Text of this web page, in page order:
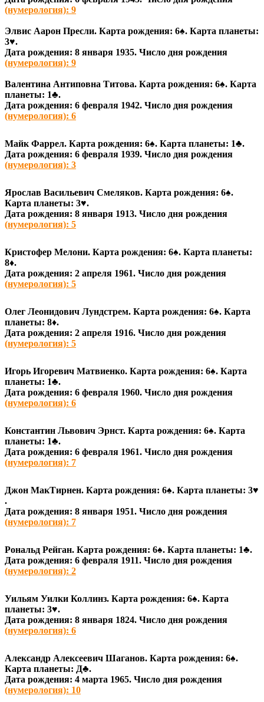
(нумерология): 9
Элвис Аарон Пресли. Карта рождения: 6♠. Карта планеты:
3♥.
Дата рождения: 8 января 1935. Число дня рождения
(нумерология): 9
Валентина Антиповна Титова. Карта рождения: 6♠. Карта
планеты: 1♣.
Дата рождения: 6 февраля 1942. Число дня рождения
(нумерология): 6
Майк Фаррел. Карта рождения: 6♠. Карта планеты: 1♣.
Дата рождения: 6 февраля 1939. Число дня рождения
(нумерология): 3
Ярослав Васильевич Смеляков. Карта рождения: 6♠.
Карта планеты: 3♥.
Дата рождения: 8 января 1913. Число дня рождения
(нумерология): 5
Кристофер Мелони. Карта рождения: 6♠. Карта планеты:
8♦.
Дата рождения: 2 апреля 1961. Число дня рождения
(нумерология): 5
Олег Леонидович Лундстрем. Карта рождения: 6♠. Карта
планеты: 8♦.
Дата рождения: 2 апреля 1916. Число дня рождения
(нумерология): 5
Игорь Игоревич Матвиенко. Карта рождения: 6♠. Карта
планеты: 1♣.
Дата рождения: 6 февраля 1960. Число дня рождения
(нумерология): 6
Константин Львович Эрнст. Карта рождения: 6♠. Карта
планеты: 1♣.
Дата рождения: 6 февраля 1961. Число дня рождения
(нумерология): 7
Джон МакТирнен. Карта рождения: 6♠. Карта планеты: 3♥
.
Дата рождения: 8 января 1951. Число дня рождения
(нумерология): 7
Рональд Рейган. Карта рождения: 6♠. Карта планеты: 1♣.
Дата рождения: 6 февраля 1911. Число дня рождения
(нумерология): 2
Уильям Уилки Коллинз. Карта рождения: 6♠. Карта
планеты: 3♥.
Дата рождения: 8 января 1824. Число дня рождения
(нумерология): 6
Александр Алексеевич Шаганов. Карта рождения: 6♠.
Карта планеты: Д♣.
Дата рождения: 4 марта 1965. Число дня рождения
(нумерология): 10